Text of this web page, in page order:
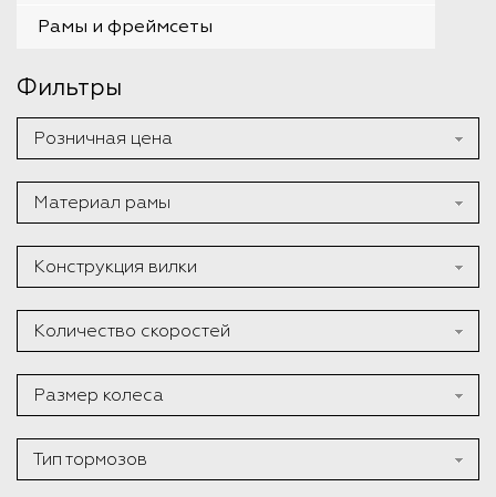
Рамы и фреймсеты
Фильтры
Розничная цена
Материал рамы
Конструкция вилки
Количество скоростей
Размер колеса
Тип тормозов